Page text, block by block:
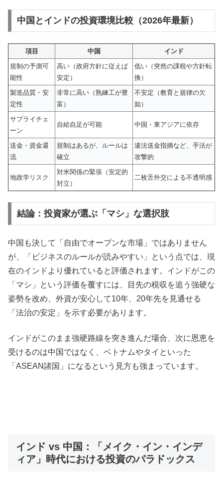
中国とインドの投資環境比較（2026年最新）
項目 中国
インド
規制の予測可
能性
高い（政府方針に従えば
安定）
低い（突然の課税や方針転
換）
製造品質・安
定性
非常に高い（熟練工が豊
富）
不安定（教育と規律の欠
如）
サプライチェ
ーン
自給自足が可能 中国・東アジアに依存
送金・資金還
流
規制はあるが、ルールは
確立
違法送金指摘など、手法が
攻撃的
地政学リスク
対米関係の緊張（安定的
対立）
二枚舌外交による不透明感
結論：投資家が選ぶ「マシ」な選択肢
中国も決して「自由でオープンな市場」ではありません
が、「ビジネスのルールが読みやすい」という点では、現
在のインドより優れていると評価されます。インドがこの
「マシ」という評価を覆すには、目先の税収を追う強硬な
姿勢を改め、外資が安心して10年、20年先を見通せる
「法治の安定」を示す必要があります。
インドがこのまま強硬路線を突き進んだ場合、次に恩恵を
受けるのは中国ではなく、ベトナムやタイといった
「ASEAN諸国」になるという見方も強まっています。
インド vs 中国：「メイク・イン・インデ
ィア」時代における投資のパラドックス